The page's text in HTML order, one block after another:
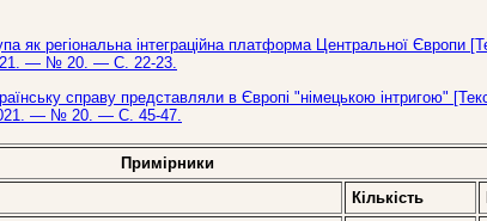
як регіональна інтеграційна платформа Центральної Європи
— № 20. — С. 22-23.
справу представляли в Європі "німецькою інтригою"
— № 20. — С. 45-47.
Примірники
Кількість